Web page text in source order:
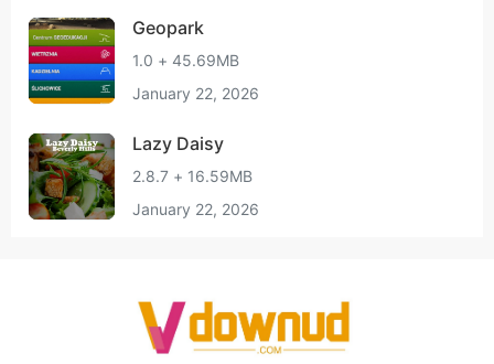
Geopark
1.0 + 45.69MB
January 22, 2026
Lazy Daisy
2.8.7 + 16.59MB
January 22, 2026